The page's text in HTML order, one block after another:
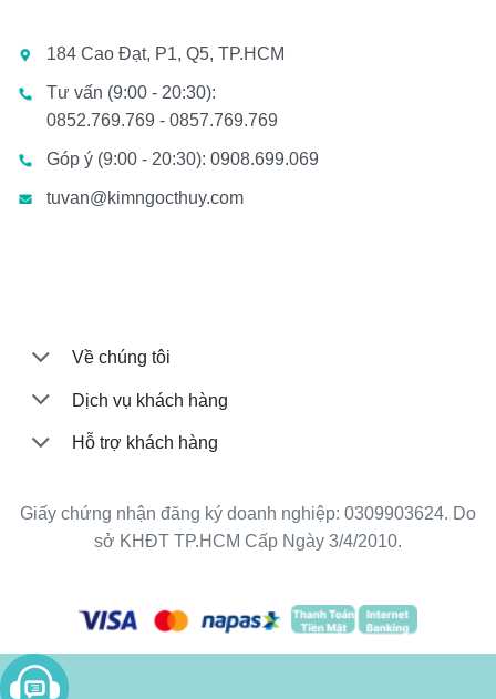
184 Cao Đạt, P1, Q5, TP.HCM
Tư vấn (9:00 - 20:30):
0852.769.769 - 0857.769.769
Góp ý (9:00 - 20:30): 0908.699.069
tuvan@kimngocthuy.com
Về chúng tôi
Dịch vụ khách hàng
Hỗ trợ khách hàng
Giấy chứng nhận đăng ký doanh nghiệp: 0309903624. Do
sở KHĐT TP.HCM Cấp Ngày 3/4/2010.